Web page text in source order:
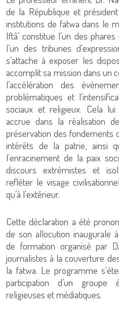
de la République et
institutions de fatwa dans le
Iftâ’ constitue l’un des
l’un des tribunes
s’attache à exposer les
accomplit sa mission dans un
l’accélération des
problématiques et
sociaux et religieux. Cela
accrue dans la réalisation
préservation des fondements
intérêts de la patrie, ainsi
l’enracinement de la paix
discours extrémistes et
refléter le visage
qu’à l’extérieur.
Cette déclaration a été
de son allocution inaugurale
de formation organisé par
journalistes à la couverture
la fatwa. Le programme
participation d’un groupe
religieuses et médiatiques.